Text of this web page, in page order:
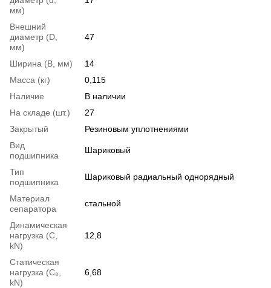
мм)
Внешний
диаметр (D,
мм)
47
Ширина (B, мм)
14
Масса (кг)
0,115
Наличие
В наличии
На складе (шт.)
27
Закрытый
Резиновым уплотнениями
Вид
подшипника
Шариковый
Тип
подшипника
Шариковый радиальный однорядный
Материал
сепаратора
стальной
Динамическая
нагрузка (С,
kN)
12,8
Статическая
нагрузка (С₀,
kN)
6,68